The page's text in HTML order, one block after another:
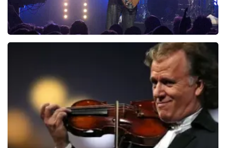
BESTEL NU